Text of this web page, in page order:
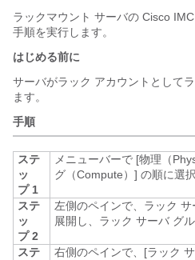
ラックマウント サーバの Cisco
手順を実行します。
はじめる前に
サーバがラック アカウントとして
ます。
手順
ステ
ッ
プ 1
メニューバーで [物理（
グ（Compute）] の順に選
ステ
ッ
プ 2
左側のペインで、ラック
展開し、ラック サーバ グ
ステ
右側のペインで、[ラック